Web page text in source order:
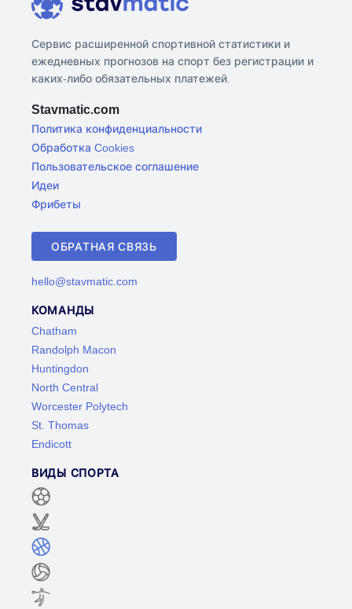
Сервис расширенной спортивной статистики и
ежедневных прогнозов на спорт без регистрации и
каких-либо обязательных платежей.
Stavmatic.com
Политика конфиденциальности
Обработка Cookies
Пользовательское соглашение
Идеи
Фрибеты
ОБРАТНАЯ СВЯЗЬ
hello@stavmatic.com
КОМАНДЫ
Chatham
Randolph Macon
Huntingdon
North Central
Worcester Polytech
St. Thomas
Endicott
ВИДЫ СПОРТА